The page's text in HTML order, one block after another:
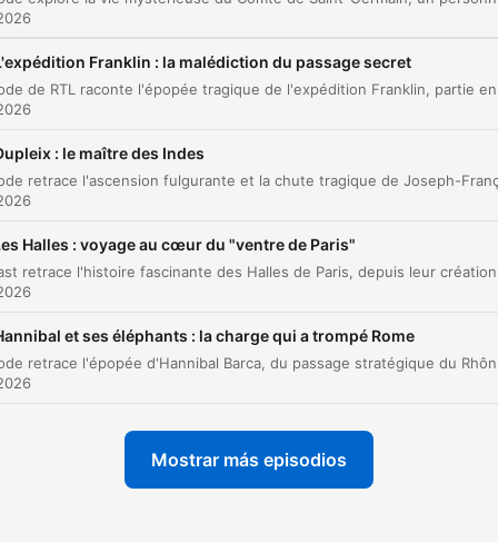
00:11:10 Conflits diplomatiques et exil
00:15:31 Légendes, alchimie et mystères du comte
clic en un capítulo para ir directamente a ese momento
il reste la plus grande énigme du XVIIIe siècle. Car
Germain comme une figure historique dont l'identité demeure
totalement indéchiffrable.
Franklin : la malédiction du passage secret
: le maître des Indes
Halles : voyage au cœur du "ventre de Paris"
et ses éléphants : la charge qui a trompé Rome
Mostrar más episodios